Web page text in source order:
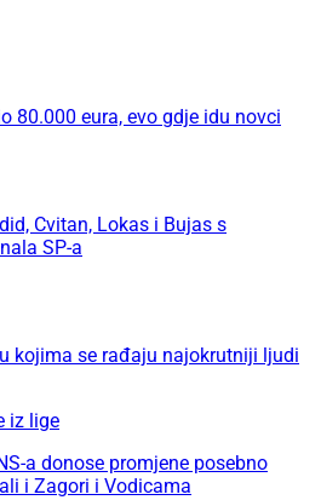
80.000 eura, evo gdje idu novci
Cvitan, Lokas i Bujas s
SP-a
kojima se rađaju najokrutniji ljudi
iz lige
a donose promjene posebno
i Zagori i Vodicama